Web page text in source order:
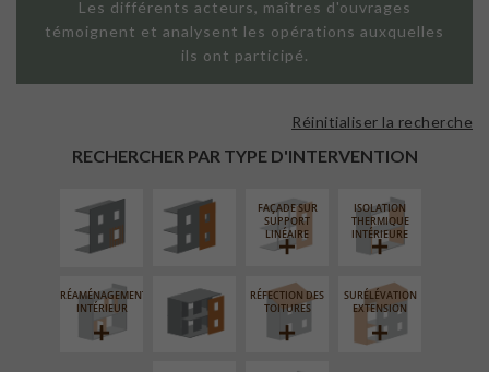
Les différents acteurs, maîtres d'ouvrages
témoignent et analysent les opérations auxquelles
ils ont participé.
RECHERCHER PAR TYPE D'INTERVENTION
Réinitialiser la recherche
EXTÉRIEURE
FAÇADE SUR
SUPPORT
LINÉAIRE
ISOLATION
THERMIQUE
INTÉRIEURE
RÉAMÉNAGEMENT
INTÉRIEUR
FERMETURE
LOGGIAS
RÉFECTION DES
TOITURES
SURÉLÉVATION
EXTENSION
AMÉNAGEMENT
EXTÉRIEUR